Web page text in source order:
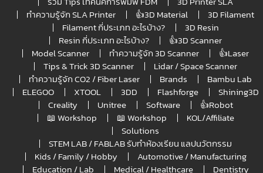
ทำความรู้จัก SLA Printer
👍3D Material
3D Filament
Filament กี่ประเภท อะไรบ้าง?
3D Resin
Resin กี่ประเภท อะไรบ้าง?
👍3D Scanner
Model Scanner
ทำความรู้จัก 3D Scanner
👍Laser
Tips & Trick 3D Scanner
Lidar / Space Scanner
ทำความรู้จัก CO2 / Fiber Laser
Brands
Bambu Lab
ELEGOO
XTOOL 3DD Flashforge
Shining3D
Creality
Unitree Software
👍Robot
📖 Workshop
📖 Workshop
KOL/Affiliate
Solutions
STEM LAB / FABLAB รับทำห้องเรียน แลปนวัตกรรม
Kids / Family / Hobby
Automotive / Manufacturing
Education / Lab
Medical / Healthcare Dentistry